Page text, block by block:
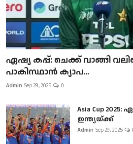
ഏഷ്യ കപ്പ്: ചെക്ക് വാങ്ങി
പാകിസ്ഥാൻ ക്യാപ...
Admin Sep 29, 2025 0
Asia Cup 2025:
ഇന്ത്യയ്ക്ക്
Admin Sep 29, 2025